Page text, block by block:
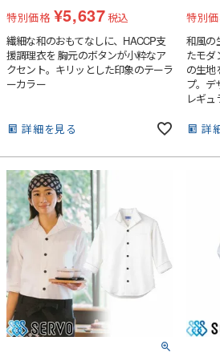
特別価格 ¥5,637税込
繊細な和のおもてなしに、HACCP支
援調理衣を 胸元のボタンが小粋なア
クセント。キリッとした印象のテーラ
ーカラー
詳細を見る
特別
和風の
たモダ
の生地
プ。デ
レギ
詳